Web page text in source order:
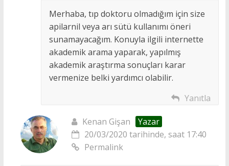
Merhaba, tıp doktoru olmadığım için size
apilarnil veya arı sütü kullanımı öneri
sunamayacağım. Konuyla ilgili internette
akademik arama yaparak, yapılmış
akademik araştırma sonuçları karar
vermenize belki yardımcı olabilir.
Yanıtla
Kenan Gişan
Yazar
20/03/2020 tarihinde, saat 17:40
Permalink